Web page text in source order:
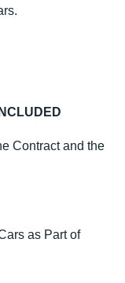
Contract and the
as Part of